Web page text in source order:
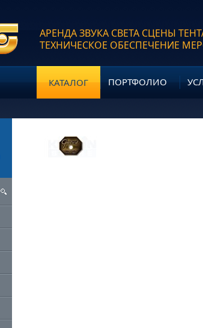
АРЕНДА ЗВУКА СВЕТА СЦЕНЫ
ТЕХНИЧЕСКОЕ ОБЕСПЕЧЕНИЕ
КАТАЛОГ ПОРТФОЛИО